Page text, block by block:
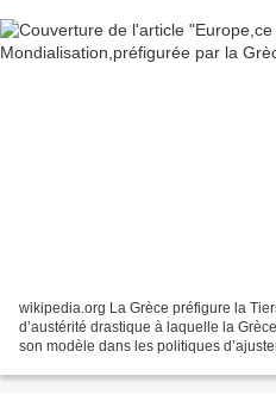
wikipedia.org La Grèce préfigure la
d’austérité drastique à laquelle la
son modèle dans les politiques